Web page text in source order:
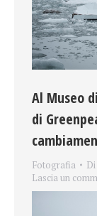
Al Museo
di
Fotografia Di
Lascia un